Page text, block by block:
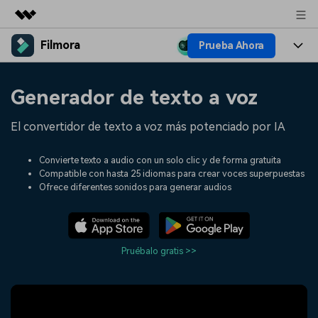
Productos destacados
Utilidades
Soluciones
Tienda
Filmora Prueba Ahora
Recursos creativos
Audio
Filmora para
Recursos
Efectos especiales DIY
Contáctanos Empresas
Generador de texto a voz
El convertidor de texto a voz más potenciado por IA
Convierte texto a audio con un solo clic y de forma gratuita
Compatible con hasta 25 idiomas para crear voces superpuestas
Ofrece diferentes sonidos para generar audios
Pruébalo gratis >>